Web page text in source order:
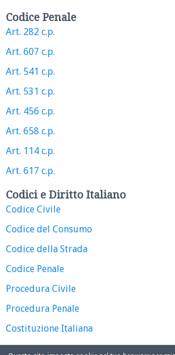
Codice Penale
Art. 282 c.p.
Art. 607 c.p.
Art. 541 c.p.
Art. 531 c.p.
Art. 456 c.p.
Art. 658 c.p.
Art. 114 c.p.
Art. 617 c.p.
Codici e Diritto Italiano
Codice Civile
Codice del Consumo
Codice della Strada
Codice Penale
Procedura Civile
Procedura Penale
Costituzione Italiana